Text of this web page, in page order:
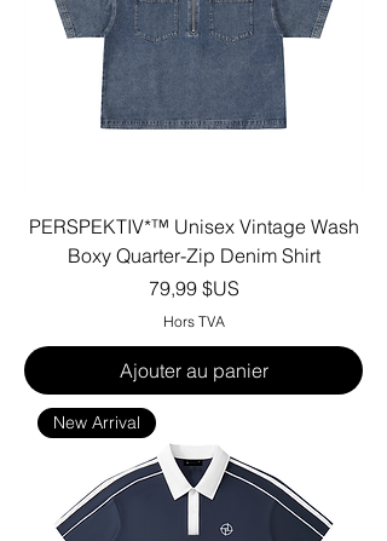
PERSPEKTIV*™️ Unisex Vintage Wash
Boxy Quarter-Zip Denim Shirt
Prix
79,99 $US
Hors TVA
Ajouter au panier
New Arrival